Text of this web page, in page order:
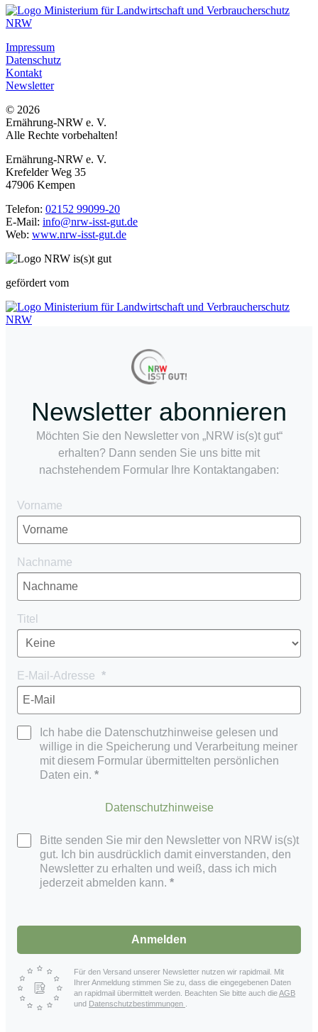
Impressum
Datenschutz
Kontakt
Newsletter
© 2026
Ernährung-NRW e. V.
Alle Rechte vorbehalten!
Ernährung-NRW e. V.
Krefelder Weg 35
47906 Kempen
Telefon: 02152 99099-20
E-Mail: info@nrw-isst-gut.de
Web: www.nrw-isst-gut.de
gefördert vom
Newsletter abonnieren
Möchten Sie den Newsletter von „NRW is(s)t gut“
erhalten? Dann senden Sie uns bitte mit
nachstehendem Formular Ihre Kontaktangaben:
Vorname
Nachname
Titel
E-Mail-Adresse
Ich habe die Datenschutzhinweise gelesen und
willige in die Speicherung und Verarbeitung meiner
mit diesem Formular übermittelten persönlichen
Daten ein.
Datenschutzhinweise
Bitte senden Sie mir den Newsletter von NRW is(s)t
gut. Ich bin ausdrücklich damit einverstanden, den
Newsletter zu erhalten und weiß, dass ich mich
jederzeit abmelden kann.
Anmelden
Für den Versand unserer Newsletter nutzen wir rapidmail. Mit
Ihrer Anmeldung stimmen Sie zu, dass die eingegebenen Daten
an rapidmail übermittelt werden. Beachten Sie bitte auch dieAGB
und Datenschutzbestimmungen